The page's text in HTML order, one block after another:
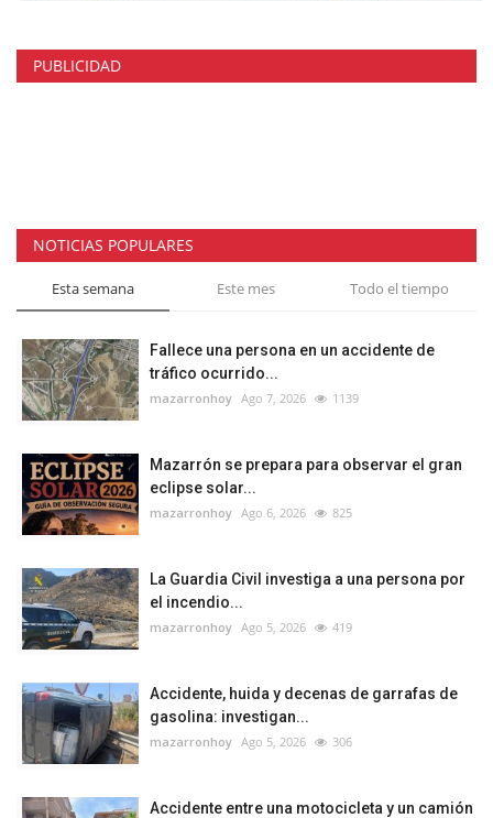
PUBLICIDAD
NOTICIAS POPULARES
Esta semana Este mes Todo el tiempo
Fallece una persona en un accidente de
tráfico ocurrido...
mazarronhoy Ago 7, 2026 1139
Mazarrón se prepara para observar el gran
eclipse solar...
mazarronhoy Ago 6, 2026 825
La Guardia Civil investiga a una persona por
el incendio...
mazarronhoy Ago 5, 2026 419
Accidente, huida y decenas de garrafas de
gasolina: investigan...
mazarronhoy Ago 5, 2026 306
Accidente entre una motocicleta y un camión